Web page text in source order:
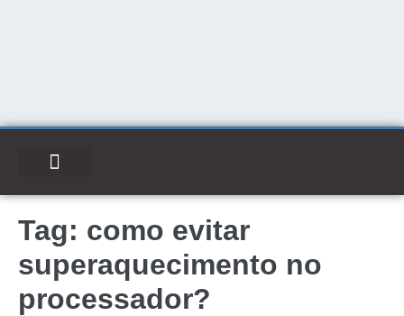
Tag: como evitar
superaquecimento no
processador?